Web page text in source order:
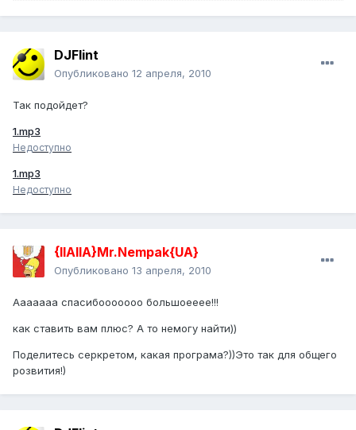
DJFlint
Опубликовано 12 апреля, 2010
Так подойдет?
1.mp3
Недоступно
1.mp3
Недоступно
{IIAIIA}Mr.Nempak{UA}
Опубликовано 13 апреля, 2010
Ааааааа спасибооооооо большоееее!!!
как ставить вам плюс? А то немогу найти))
Поделитесь серкретом, какая програма?))Это так для общего
розвития!)